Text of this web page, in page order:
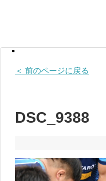
＜ 前のページに戻る
DSC_9388